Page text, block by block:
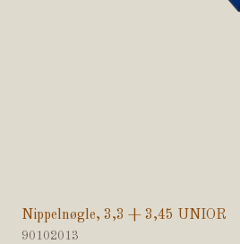
Nippelnøgle, 3,3 + 3,45 UNIOR
90102013